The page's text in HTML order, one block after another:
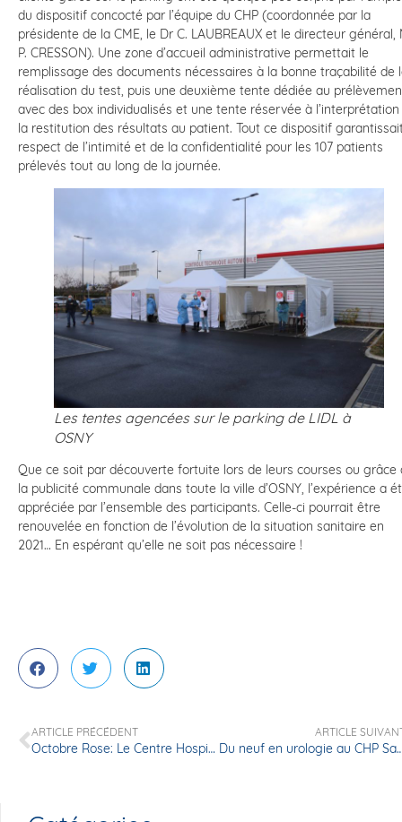
du dispositif concocté par l’équipe du CHP (coordonnée par la
présidente de la CME, le Dr C. LAUBREAUX et le directeur général,
P. CRESSON). Une zone d’accueil administrative permettait le
remplissage des documents nécessaires à la bonne traçabilité de
réalisation du test, puis une deuxième tente dédiée au
avec des box individualisés et une tente réservée à
la restitution des résultats au patient. Tout ce dispositif
respect de l’intimité et de la confidentialité pour les 107 patients
prélevés tout au long de la journée.
Les tentes agencées sur le parking de LIDL à
OSNY
Que ce soit par découverte fortuite lors de leurs courses ou grâce
la publicité communale dans toute la ville d’OSNY, l’expérience a
appréciée par l’ensemble des participants. Celle-ci pourrait être
renouvelée en fonction de l’évolution de la situation sanitaire en
2021… En espérant qu’elle ne soit pas nécessaire !
ARTICLE PRÉCÉDENT
Octobre Rose: Le Centre Hospitalier Privé Sainte Marie se mobilise.
ARTICLE
Du neuf en urologie au